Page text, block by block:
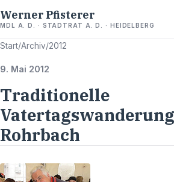
Werner Pfisterer
MDL A. D. · STADTRAT A. D. · HEIDELBERG
Start/Archiv/2012
9. Mai 2012
Traditionelle
Rohrbach